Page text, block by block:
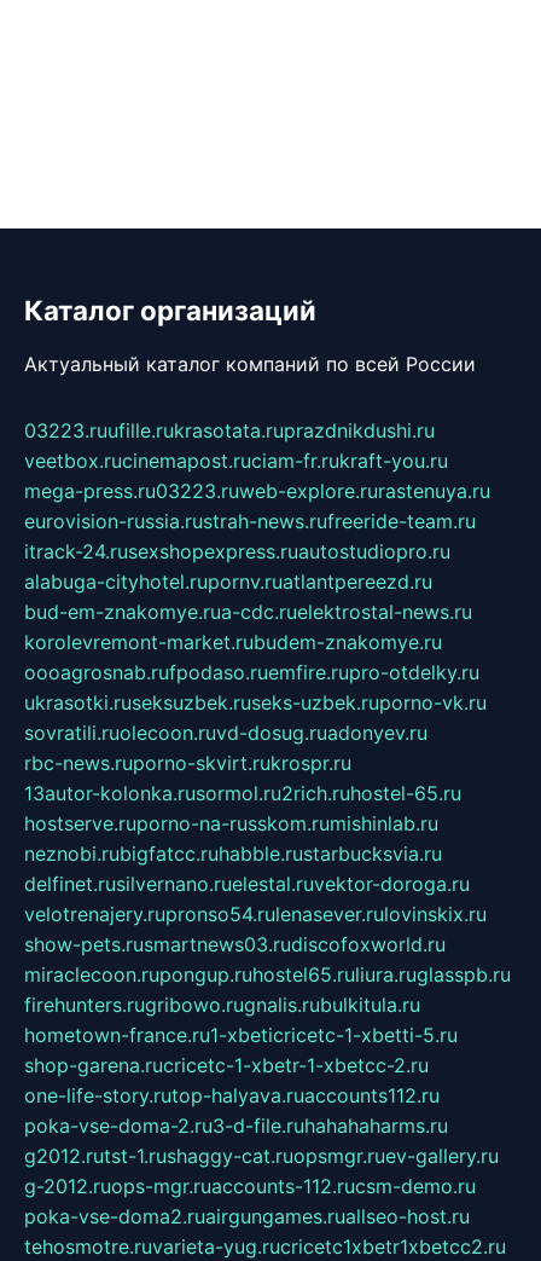
Каталог организаций
Актуальный каталог компаний по всей России
03223.ruufille.rukrasotata.ruprazdnikdushi.ru
veetbox.rucinemapost.ruciam-fr.rukraft-you.ru
mega-press.ru03223.ruweb-explore.rurastenuya.ru
eurovision-russia.rustrah-news.rufreeride-team.ru
itrack-24.rusexshopexpress.ruautostudiopro.ru
alabuga-cityhotel.rupornv.ruatlantpereezd.ru
bud-em-znakomye.rua-cdc.ruelektrostal-news.ru
korolevremont-market.rubudem-znakomye.ru
oooagrosnab.rufpodaso.ruemfire.rupro-otdelky.ru
ukrasotki.ruseksuzbek.ruseks-uzbek.ruporno-vk.ru
sovratili.ruolecoon.ruvd-dosug.ruadonyev.ru
rbc-news.ruporno-skvirt.rukrospr.ru
13autor-kolonka.rusormol.ru2rich.ruhostel-65.ru
hostserve.ruporno-na-russkom.rumishinlab.ru
neznobi.rubigfatcc.ruhabble.rustarbucksvia.ru
delfinet.rusilvernano.ruelestal.ruvektor-doroga.ru
velotrenajery.rupronso54.rulenasever.rulovinskix.ru
show-pets.rusmartnews03.rudiscofoxworld.ru
miraclecoon.rupongup.ruhostel65.ruliura.ruglasspb.ru
firehunters.rugribowo.rugnalis.rubulkitula.ru
hometown-france.ru1-xbeticricetc-1-xbetti-5.ru
shop-garena.rucricetc-1-xbetr-1-xbetcc-2.ru
one-life-story.rutop-halyava.ruaccounts112.ru
poka-vse-doma-2.ru3-d-file.ruhahahaharms.ru
g2012.rutst-1.rushaggy-cat.ruopsmgr.ruev-gallery.ru
g-2012.ruops-mgr.ruaccounts-112.rucsm-demo.ru
poka-vse-doma2.ruairgungames.ruallseo-host.ru
tehosmotre.ruvarieta-yug.rucricetc1xbetr1xbetcc2.ru